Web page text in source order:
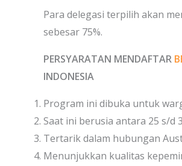
Para delegasi terpilih akan
sebesar 75%.
PERSYARATAN MENDAFTAR
INDONESIA
Program ini dibuka untuk
Saat ini berusia antara 25 s/d
Tertarik dalam hubungan
Menunjukkan kualitas